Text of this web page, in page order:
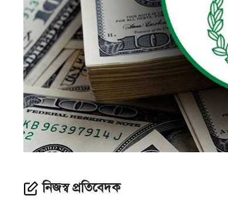
নিজস্ব প্রতিবেদক